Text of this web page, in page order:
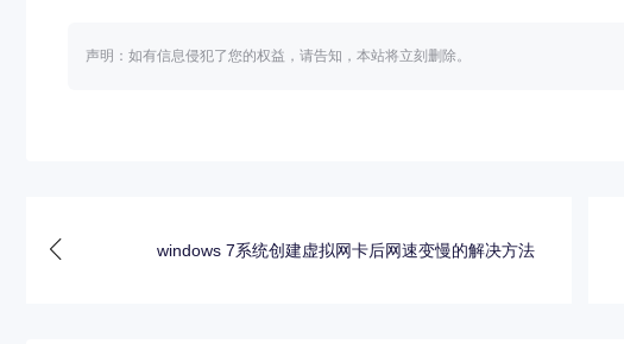
声明：如有信息侵犯了您的权益，请告知，本站将立刻删除。
windows 7系统创建虚拟网卡后网速变慢的解决方法